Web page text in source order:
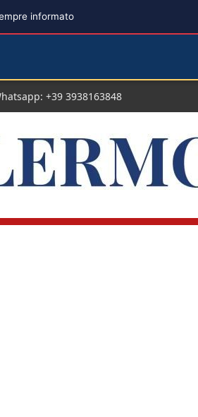
+39 3938163848
informato